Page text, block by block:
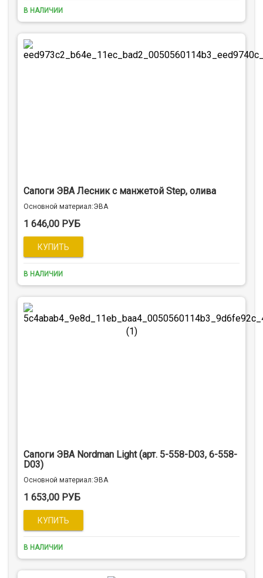
В НАЛИЧИИ
Сапоги ЭВА Лесник с манжетой Step, олива
Оcновной материал:ЭВА
1 646,00 РУБ
В НАЛИЧИИ
Сапоги ЭВА Nordman Light (арт. 5-558-D03, 6-558-
D03)
Оcновной материал:ЭВА
1 653,00 РУБ
В НАЛИЧИИ